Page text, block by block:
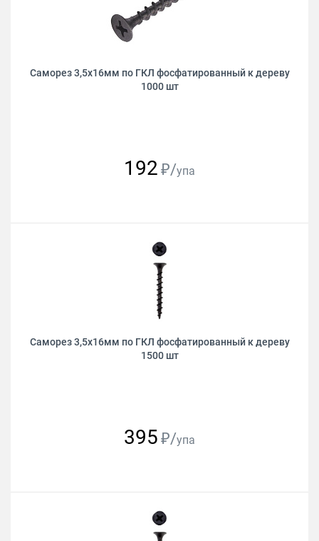
Саморез 3,5х16мм по ГКЛ фосфатированный к дереву
1000 шт
192 ₽/упа
Саморез 3,5х16мм по ГКЛ фосфатированный к дереву
1500 шт
395 ₽/упа